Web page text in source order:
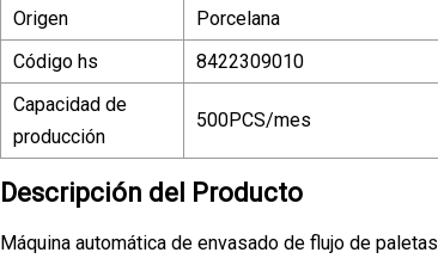
Origen
Porcelana
Código hs
8422309010
Capacidad de
producción
500PCS/mes
Descripción del Producto
Máquina automática de envasado de flujo de paletas